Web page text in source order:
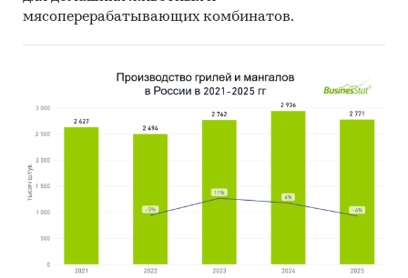
Результаты исследований DISCOVERY
Research Group.
Процедура контент-анализа документов не
предполагает расчета объема выборочной
совокупности. Обработке и анализу подлежат
все доступные исследователю документы.
Категории: Потребительские товары
Зелень, салаты / Шпинат
Промышленность
Зелень, салаты
мясоперерабатывающих комбинатов.